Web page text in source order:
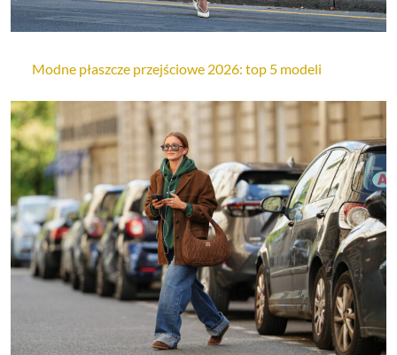
Modne płaszcze przejściowe 2026: top 5 modeli